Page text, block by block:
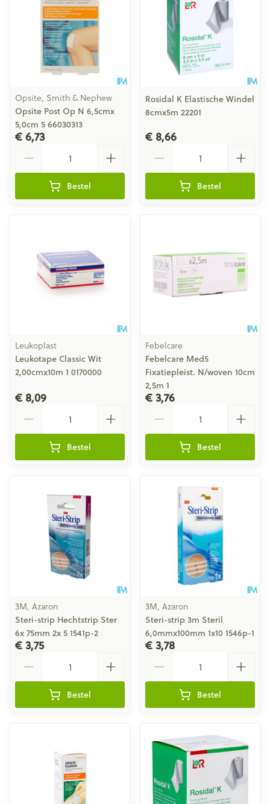
Opsite, Smith & Nephew
Opsite Post Op N 6,5cmx
5,0cm 5 66030313
€ 6,73
Bestel
Rosidal K Elastische Windel
8cmx5m 22201
€ 8,66
Bestel
Leukoplast
Leukotape Classic Wit
2,00cmx10m 1 0170000
€ 8,09
Bestel
Febelcare
Febelcare Med5
Fixatiepleist. N/woven 10cm
2,5m 1
€ 3,76
Bestel
3M, Azaron
Steri-strip Hechtstrip Ster
6x 75mm 2x 5 1541p-2
€ 3,75
Bestel
3M, Azaron
Steri-strip 3m Steril
6,0mmx100mm 1x10 1546p-1
€ 3,78
Bestel